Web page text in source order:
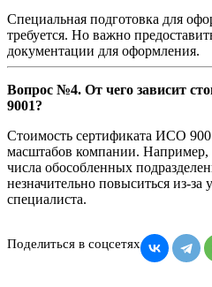
Специальная подготовка для
требуется. Но важно
документации для оформления.
Вопрос №4. От чего зависит
9001?
Стоимость сертификата ИСО
масштабов компании.
числа обособленных
незначительно повыситься из-
специалиста.
Поделиться в соцсетях